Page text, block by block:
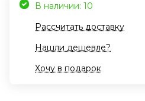
В наличии: 10
Рассчитать доставку
Нашли дешевле?
Хочу в подарок